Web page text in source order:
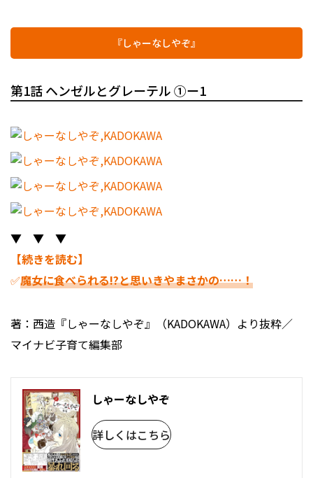
『しゃーなしやぞ』
第1話 ヘンゼルとグレーテル ①ー1
▼ ▼ ▼
【続きを読む】
✅魔女に食べられる!?と思いきやまさかの……！
著：西造『しゃーなしやぞ』（KADOKAWA）より抜粋／
マイナビ子育て編集部
しゃーなしやぞ
詳しくはこちら